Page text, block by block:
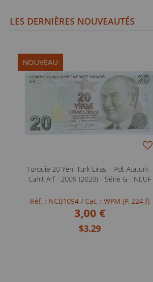
LES DERNIÈRES NOUVEAUTÉS
NOUVEAU
Turquie 20 Yeni Turk Lirasi - Pdt Ataturk -
Cahit Arf - 2009 (2020) - Série G - NEUF
Réf. : NCB1094 / Cat. : WPM (P. 224.f)
3,00 €
$3.29